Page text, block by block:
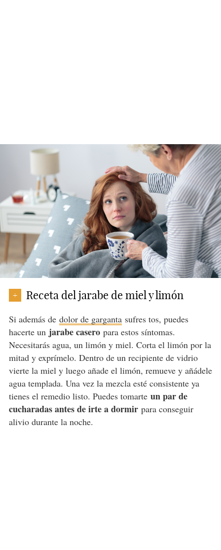
+ Receta del jarabe de miel y limón
Si además de dolor de gargantasufres tos, puedes
hacerte un jarabe caseropara estos síntomas.
Necesitarás agua, un limón y miel. Corta el limón por la
mitad y exprímelo. Dentro de un recipiente de vidrio
vierte la miel y luego añade el limón, remueve y añádele
agua templada. Una vez la mezcla esté consistente ya
tienes el remedio listo. Puedes tomarte un par de
cucharadas antes de irte a dormirpara conseguir
alivio durante la noche.